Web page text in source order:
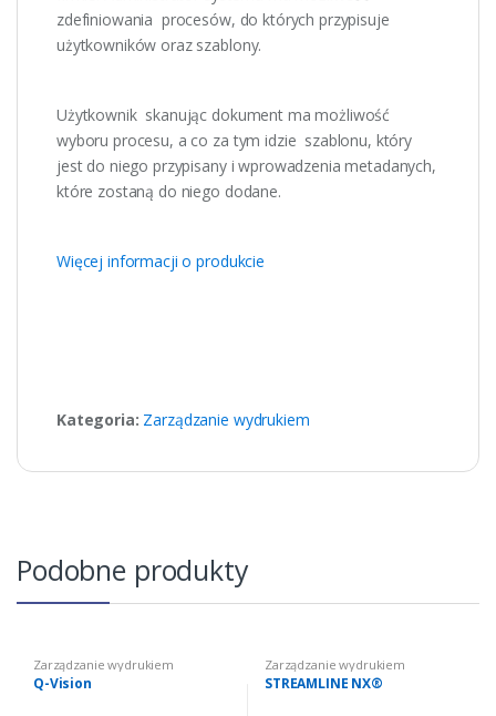
zdefiniowania procesów, do których przypisuje
użytkowników oraz szablony.
Użytkownik skanując dokument ma możliwość
wyboru procesu, a co za tym idzie szablonu, który
jest do niego przypisany i wprowadzenia metadanych,
które zostaną do niego dodane.
Więcej informacji o produkcie
Kategoria: Zarządzanie wydrukiem
Podobne produkty
Zarządzanie wydrukiem
Q-Vision
Zarządzanie wydrukiem
STREAMLINE NX®